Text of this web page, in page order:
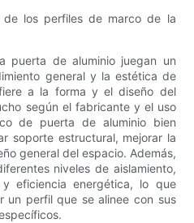
de los perfiles de marco de la
puerta de aluminio juegan un
general y la estética de
a la forma y el diseño del
según el fabricante y el uso
de puerta de aluminio bien
soporte estructural, mejorar la
general del espacio. Además,
niveles de aislamiento,
eficiencia energética, lo que
un perfil que se alinee con sus